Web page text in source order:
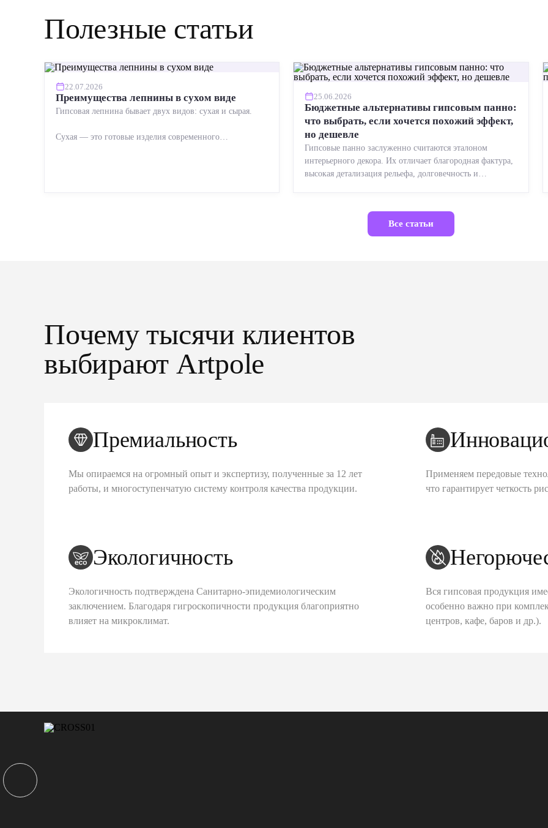
Полезные статьи
22.07.2026
Преимущества лепнины в сухом виде
Гипсовая лепнина бывает двух видов: сухая и сырая.
Сухая — это готовые изделия современного
25.06.2026
Бюджетные альтернативы гипсовым панно:
что выбрать, если хочется похожий эффект,
но дешевле
Гипсовые панно заслуженно считаются эталоном
интерьерного декора. Их отличает благородная фактура,
высокая детализация рельефа, долговечность и
Все статьи
Почему тысячи клиентов
выбирают Artpole
Премиальность
Мы опираемся на огромный опыт и экспертизу, полученные за 12 лет
работы, и многоступенчатую систему контроля качества продукции.
Применяем передовые
что гарантирует четкость
Экологичность
Экологичность подтверждена Санитарно-эпидемиологическим
заключением. Благодаря гигроскопичности продукция благоприятно
влияет на микроклимат.
Вся гипсовая продукция
особенно важно при
центров, кафе, баров и др.).